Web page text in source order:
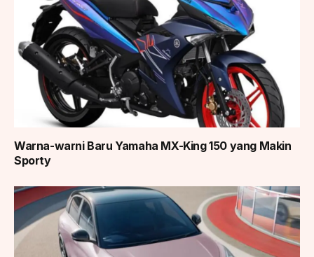
Warna-warni Baru Yamaha MX-King 150 yang Makin
Sporty